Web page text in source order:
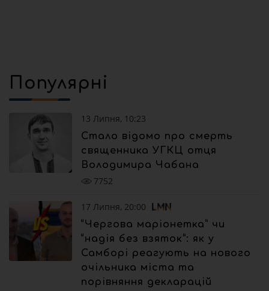
Популярні
13 Липня, 10:23
Стало відомо про смерть
священника УГКЦ отця
Володимира Чабана
7752
17 Липня, 20:00
“Чергова маріонетка” чи
“надія без взяток”: як у
Самборі реагують на нового
очільника міста та
порівняння декларацій